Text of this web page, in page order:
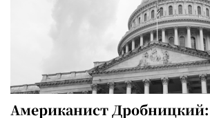
Американист Дробницкий: